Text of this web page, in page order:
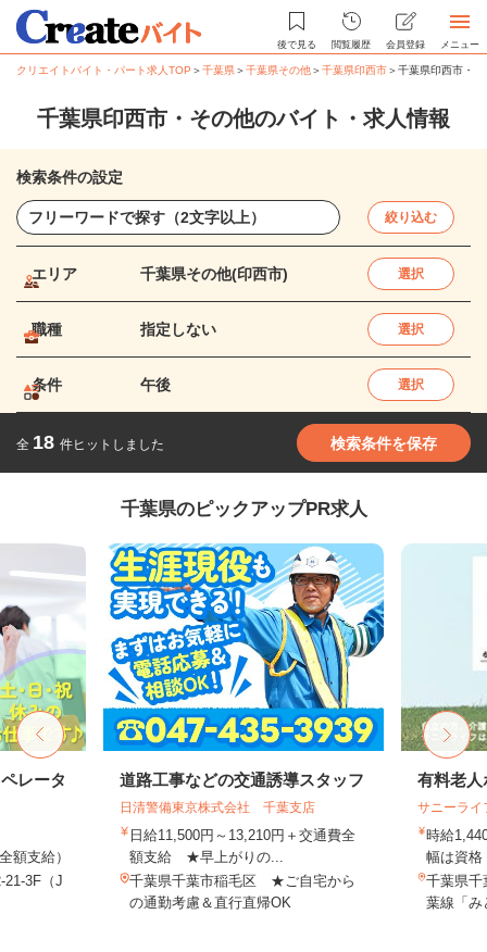
後で見る 閲覧履歴 会員登録 メニュー
クリエイトバイト・パート求人TOP ＞千葉県＞千葉県その他＞千葉県印西市＞千葉県印西市・
千葉県印西市・その他のバイト・求人情報
検索条件の設定
絞り込む
エリア 千葉県その他(印西市) 選択
職種 指定しない 選択
条件 午後 選択
全 18 件ヒットしました 検索条件を保存
千葉県のピックアップPR求人
レータ
額支給）
21-3F（J
道路工事などの交通誘導スタッフ
日清警備東京株式会社 千葉支店
日給11,500円～13,210円＋交通費全
額支給 ★早上がりの...
千葉県千葉市稲毛区 ★ご自宅から
の通勤考慮＆直行直帰OK
有料老人
サニーライ
時給
幅は資
千葉県千
葉線「み